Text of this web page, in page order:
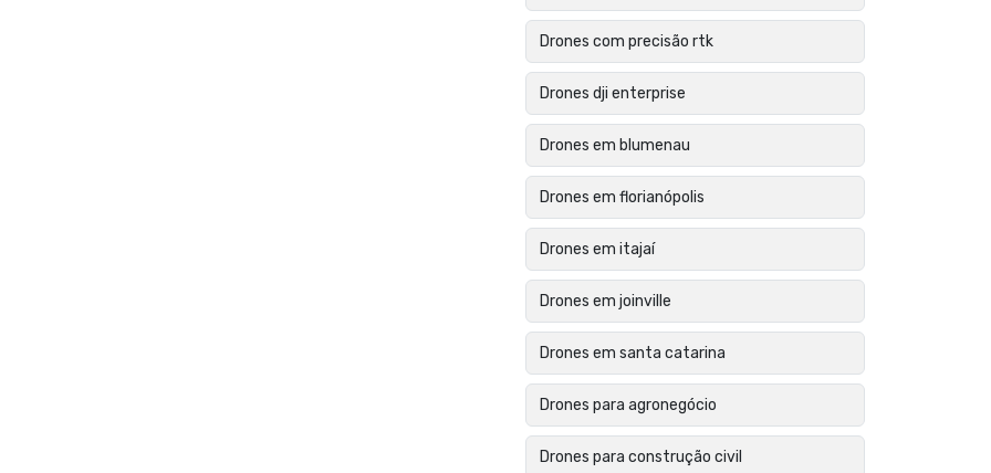
Drones com precisão rtk
Drones dji enterprise
Drones em blumenau
Drones em florianópolis
Drones em itajaí
Drones em joinville
Drones em santa catarina
Drones para agronegócio
Drones para construção civil